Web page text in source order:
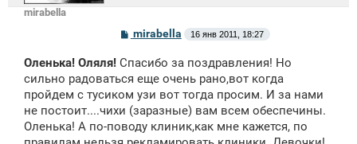
mirabella
С
б
щ
н
и
mirabella 16 янв 2011, 18:27
Оленька! Оляля! Спасибо за поздравления! Но
сильно радоваться еще очень рано,вот когда
пройдем с тусиком узи вот тогда просим. И за нами
не постоит....чихи (заразные) вам всем обеспечины.
Оленька! А по-поводу клиник,как мне кажется, по